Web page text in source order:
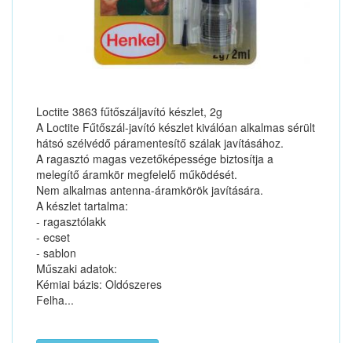
Loctite 3863 fűtőszáljavító készlet, 2g
A Loctite Fűtőszál-javító készlet kiválóan alkalmas sérült
hátsó szélvédő páramentesítő szálak javításához.
A ragasztó magas vezetőképessége biztosítja a
melegítő áramkör megfelelő működését.
Nem alkalmas antenna-áramkörök javítására.
A készlet tartalma:
- ragasztólakk
- ecset
- sablon
Műszaki adatok:
Kémiai bázis: Oldószeres
Felha...